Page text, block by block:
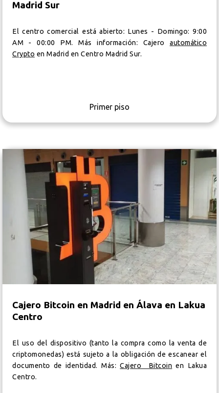
Madrid Sur
El centro comercial está abierto: Lunes - Domingo: 9:00
AM - 00:00 PM. Más información: Cajero automático
Crypto en Madrid en Centro Madrid Sur.
Primer piso
Cajero Bitcoin en Madrid en Álava en Lakua
Centro
El uso del dispositivo (tanto la compra como la venta de
criptomonedas) está sujeto a la obligación de escanear el
documento de identidad. Más:Cajero Bitcoin en Lakua
Centro.